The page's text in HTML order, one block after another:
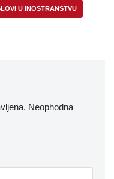
U INOSTRANSTVU
Neophodna